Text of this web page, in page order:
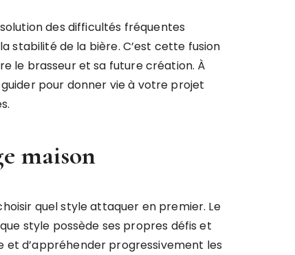
des difficultés fréquentes
stabilité de la bière. C’est cette fusion
le brasseur et sa future création. À
pour donner vie à votre projet
maison
quel style attaquer en premier. Le
style possède ses propres défis et
d’appréhender progressivement les